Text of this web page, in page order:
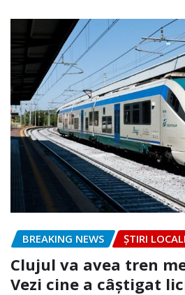
BREAKING NEWS ȘTIRI
Clujul va avea tren
Vezi cine a câștigat